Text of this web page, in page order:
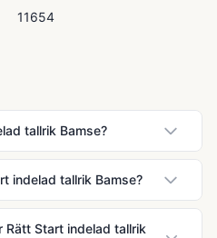
11654
tallrik Bamse?
indelad tallrik Bamse?
Rätt Start indelad tallrik